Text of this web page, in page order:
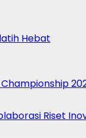
Hebat
Championship
Riset